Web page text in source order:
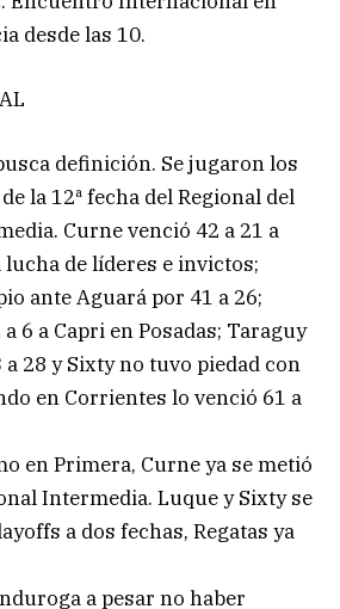
desde las 10.
definición. Se jugaron los
la 12ª fecha del Regional del
Curne venció 42 a 21 a
de líderes e invictos;
ante Aguará por 41 a 26;
6 a Capri en Posadas; Taraguy
28 y Sixty no tuvo piedad con
en Corrientes lo venció 61 a
en Primera, Curne ya se metió
Intermedia. Luque y Sixty se
a dos fechas, Regatas ya
a pesar no haber